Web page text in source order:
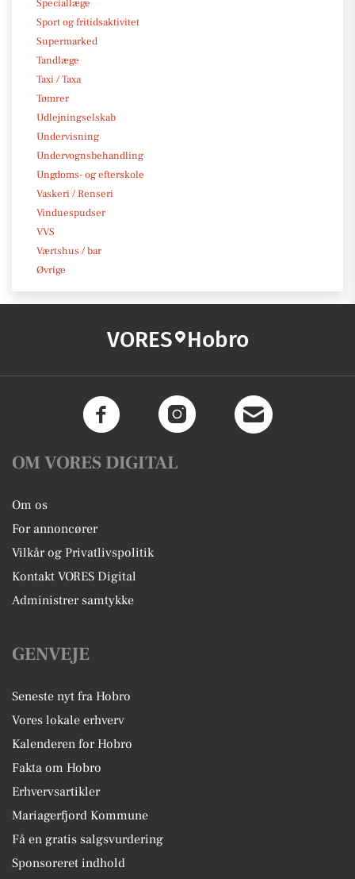
Speciallæge
Sport og fritidsaktivitet
Supermarked
Tandlæge
Taxi / Taxa
Tømrer
Udlejningselskab
Undervisning
Undervognsbehandling
Ungdoms- og efterskole
Vaskeri / Renseri
Vinduespudser
VVS
Værtshus / bar
Øvrige
VORES Hobro
OM VORES DIGITAL
Om os
For annoncører
Vilkår og Privatlivspolitik
Kontakt VORES Digital
Administrer samtykke
GENVEJE
Seneste nyt fra Hobro
Vores lokale erhverv
Kalenderen for Hobro
Fakta om Hobro
Erhvervsartikler
Mariagerfjord Kommune
Få en gratis salgsvurdering
Sponsoreret indhold